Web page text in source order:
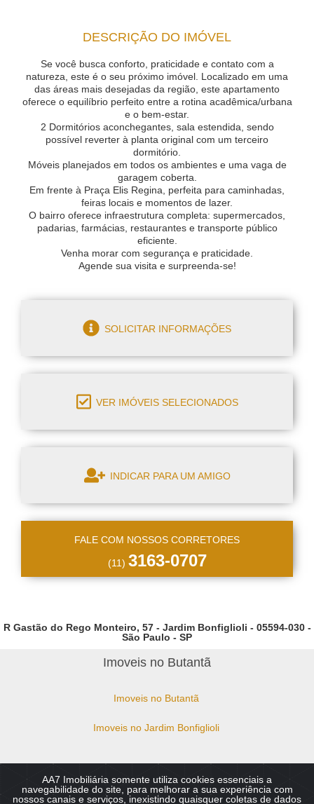
DESCRIÇÃO DO IMÓVEL
Se você busca conforto, praticidade e contato com a
natureza, este é o seu próximo imóvel. Localizado em uma
das áreas mais desejadas da região, este apartamento
oferece o equilíbrio perfeito entre a rotina acadêmica/urbana
e o bem-estar.
2 Dormitórios aconchegantes, sala estendida, sendo
possível reverter à planta original com um terceiro
dormitório.
Móveis planejados em todos os ambientes e uma vaga de
garagem coberta.
Em frente à Praça Elis Regina, perfeita para caminhadas,
feiras locais e momentos de lazer.
O bairro oferece infraestrutura completa: supermercados,
padarias, farmácias, restaurantes e transporte público
eficiente.
Venha morar com segurança e praticidade.
Agende sua visita e surpreenda-se!
SOLICITAR INFORMAÇÕES
VER IMÓVEIS SELECIONADOS
INDICAR PARA UM AMIGO
FALE COM NOSSOS CORRETORES
(11) 3163-0707
AA7 Imobiliária somente utiliza cookies essenciais a
navegabilidade do site, para melhorar a sua experiência com
nossos canais e serviços, inexistindo quaisquer coletas de dados
R Gastão do Rego Monteiro, 57 - Jardim Bonfiglioli - 05594-030 -
São Paulo - SP
Imoveis no Butantã
Imoveis no Butantã
Imoveis no Jardim Bonfiglioli
Copyright © 2026 - AA7 Imobiliaria - Imoveis no Butantã,
Bonfiglioli, Vila Sônia, Guedala. :: CRECI 49.810-J Todos os direitos